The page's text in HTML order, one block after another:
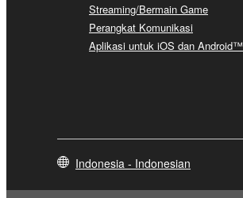
Streaming/Bermain Game
Perangkat Komunikasi
Aplikasi untuk iOS dan Android™
Indonesia - Indonesian